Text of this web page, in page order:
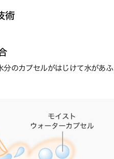
術
分のカプセルがはじけて水があふ